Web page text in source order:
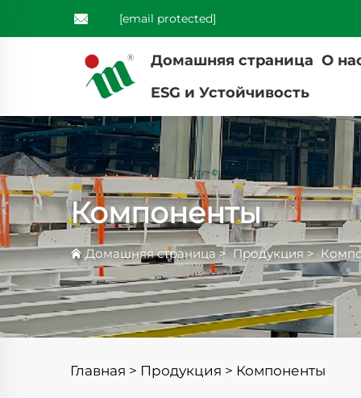
[email protected]
Домашняя страница О
ESG и Устойчивость
Компоненты
Домашняя страница>Продукция>
Главная > Продукция > Компоненты